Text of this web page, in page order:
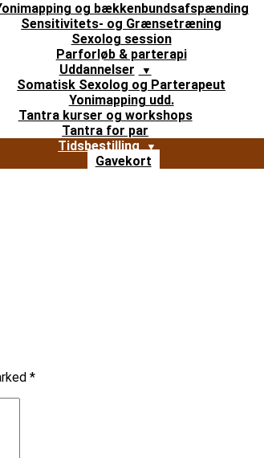
og bækkenbundsafspænding
Sensitivitets- og Grænsetræning
Sexolog session
Parforløb & parterapi
Uddannelser
Somatisk Sexolog og Parterapeut
Yonimapping udd.
Tantra kurser og workshops
Tantra for par
Tidsbestilling
Gavekort
*